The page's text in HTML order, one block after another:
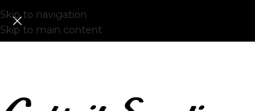
Skip to navigation
Skip to main content